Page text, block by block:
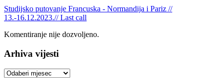
Studijsko putovanje Francuska - Normandija i Pariz //
13.-16.12.2023.// Last call
Komentiranje nije dozvoljeno.
Arhiva vijesti
Arhiva